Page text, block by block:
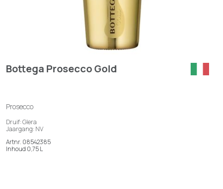
Bottega Prosecco Gold
Prosecco
Druif: Glera
Jaargang: NV
Artnr. 08542385
Inhoud 0,75 L